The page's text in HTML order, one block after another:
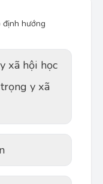
định hướng
xã hội học
y xã